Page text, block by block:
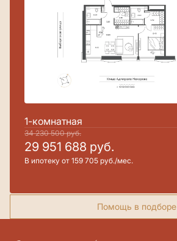
1-комнатная
34 230 500руб.
29 951 688 руб.
В ипотеку от 159 705 руб./мес.
Помощь в подборе